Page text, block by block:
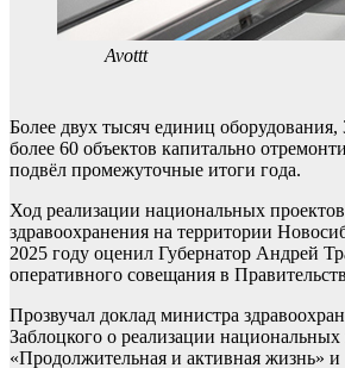
Avottt
Более двух тысяч единиц оборудования,
более 60 объектов капитально
подвёл промежуточные итоги года.
Ход реализации национальных
здравоохранения на территории
2025 году оценил Губернатор Андрей
оперативного совещания в
Прозвучал доклад министра
Заблоцкого о реализации национальных
«Продолжительная и активная жизнь»